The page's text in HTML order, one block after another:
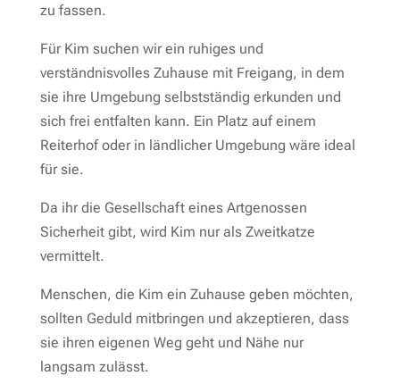
zu fassen.
Für Kim suchen wir ein ruhiges und
verständnisvolles Zuhause mit Freigang, in dem
sie ihre Umgebung selbstständig erkunden und
sich frei entfalten kann. Ein Platz auf einem
Reiterhof oder in ländlicher Umgebung wäre ideal
für sie.
Da ihr die Gesellschaft eines Artgenossen
Sicherheit gibt, wird Kim nur als Zweitkatze
vermittelt.
Menschen, die Kim ein Zuhause geben möchten,
sollten Geduld mitbringen und akzeptieren, dass
sie ihren eigenen Weg geht und Nähe nur
langsam zulässt.